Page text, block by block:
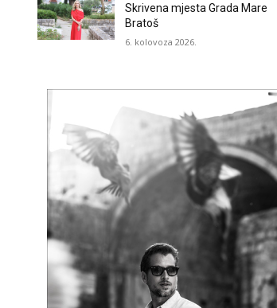
Skrivena mjesta Grada Mare
Bratoš
6. kolovoza 2026.